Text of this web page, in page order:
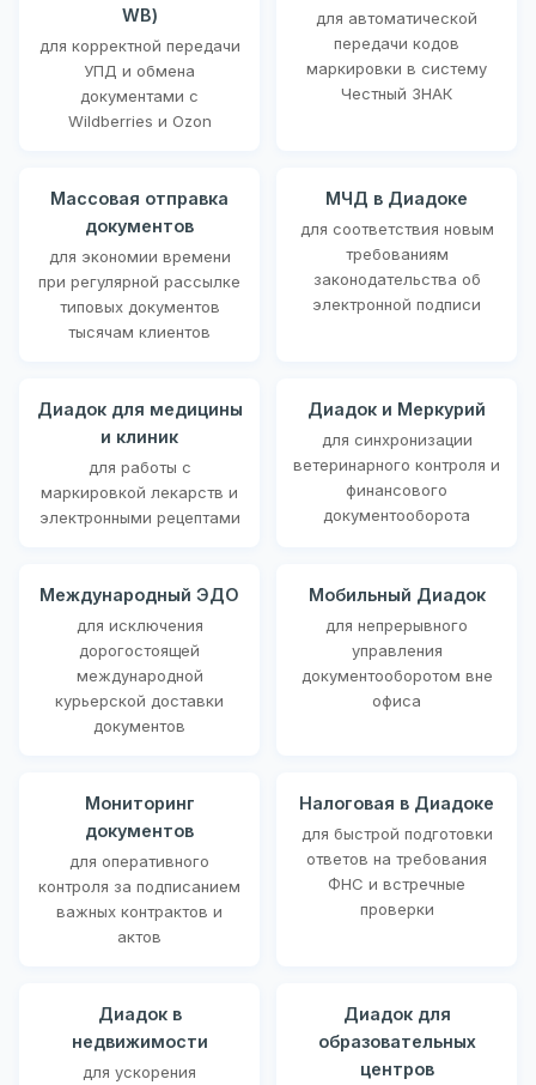
WB)
для корректной передачи
УПД и обмена
документами с
Wildberries и Ozon
для автоматической
передачи кодов
маркировки в систему
Честный ЗНАК
Массовая отправка
документов
для экономии времени
при регулярной рассылке
типовых документов
тысячам клиентов
МЧД в Диадоке
для соответствия новым
требованиям
законодательства об
электронной подписи
Диадок для медицины
и клиник
для работы с
маркировкой лекарств и
электронными рецептами
Диадок и Меркурий
для синхронизации
ветеринарного контроля и
финансового
документооборота
Международный ЭДО
для исключения
дорогостоящей
международной
курьерской доставки
документов
Мобильный Диадок
для непрерывного
управления
документооборотом вне
офиса
Мониторинг
документов
для оперативного
контроля за подписанием
важных контрактов и
актов
Налоговая в Диадоке
для быстрой подготовки
ответов на требования
ФНС и встречные
проверки
Диадок в
недвижимости
для ускорения
Диадок для
образовательных
центров